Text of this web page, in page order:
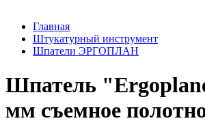
Главная
Штукатурный инструмент
Шпатели ЭРГОПЛАН
Шпатель
мм съемное